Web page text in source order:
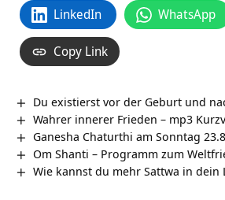
LinkedIn WhatsApp
Copy Link
Du existierst vor der Geburt und
Wahrer innerer Frieden – mp3
Ganesha Chaturthi am Sonntag
Om Shanti – Programm zum
Wie kannst du mehr Sattwa in dein